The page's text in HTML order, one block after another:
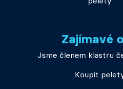
Zajímavé
Jsme členem klastru
Koupit